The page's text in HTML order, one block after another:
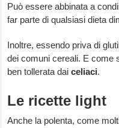
Può essere abbinata a
far parte di qualsiasi dieta
Inoltre, essendo priva di
dei comuni cereali. E come
ben tollerata daiceliaci.
Le ricette light
Anche la polenta, come